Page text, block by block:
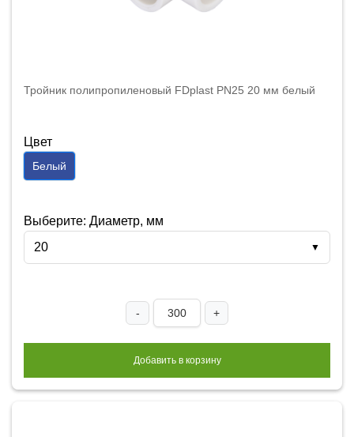
Тройник полипропиленовый FDplast PN25 20 мм белый
Цвет
Белый
Выберите: Диаметр, мм
20
▼
- +
Добавить в корзину